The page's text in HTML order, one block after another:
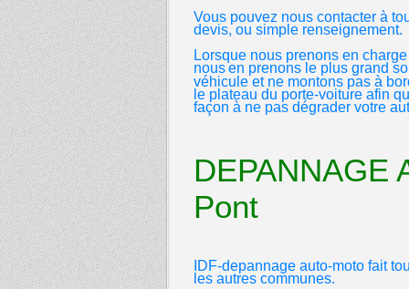
Vous pouvez nous contacter à
devis, ou simple renseignement.
Lorsque nous prenons en
nousen prenons le plus grand
véhicule et ne montons pas à
le plateau du porte-voiture afin
façon à ne pas dégrader votre
DEPANNAGE
Pont
IDF-depannage auto-moto fait
les autres communes.